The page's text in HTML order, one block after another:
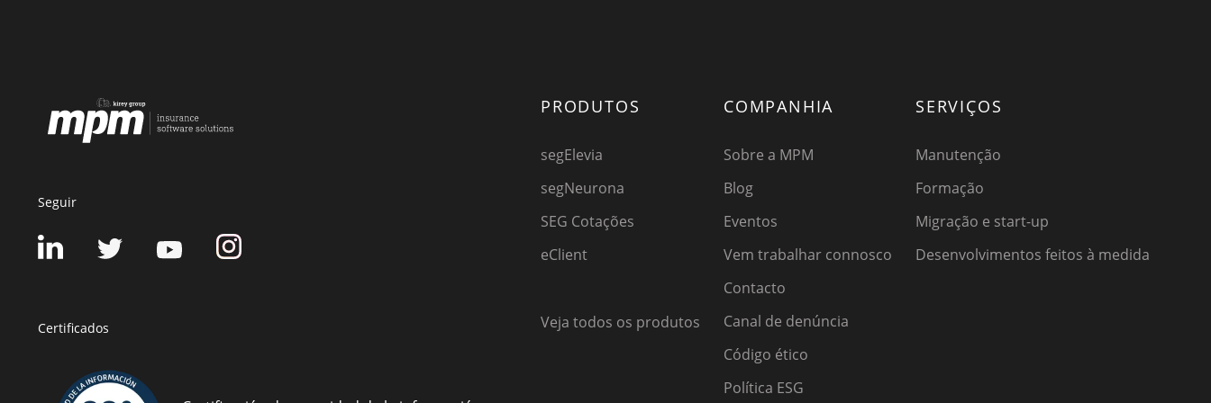
Seguir
Certificados
PRODUTOS
segElevia
segNeurona
SEG Cotações
eClient
Veja todos os produtos
COMPANHIA
Sobre a MPM
Blog
Eventos
Vem trabalhar connosco
Contacto
Canal de denúncia
Código ético
Política ESG
SERVIÇOS
Manutenção
Formação
Migração e start-up
Desenvolvimentos feitos à medida